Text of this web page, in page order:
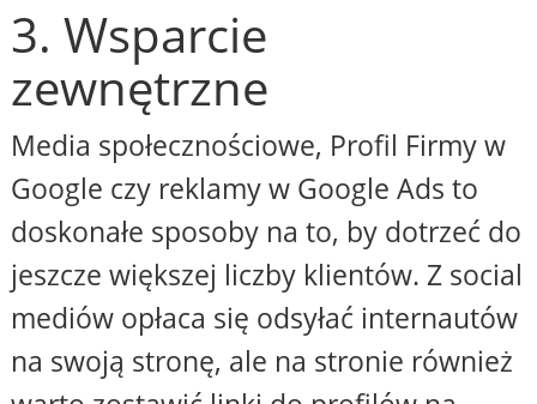
3. Wsparcie
zewnętrzne
Media społecznościowe, Profil Firmy w
Google czy reklamy w Google Ads to
doskonałe sposoby na to, by dotrzeć do
jeszcze większej liczby klientów. Z social
mediów opłaca się odsyłać internautów
na swoją stronę, ale na stronie również